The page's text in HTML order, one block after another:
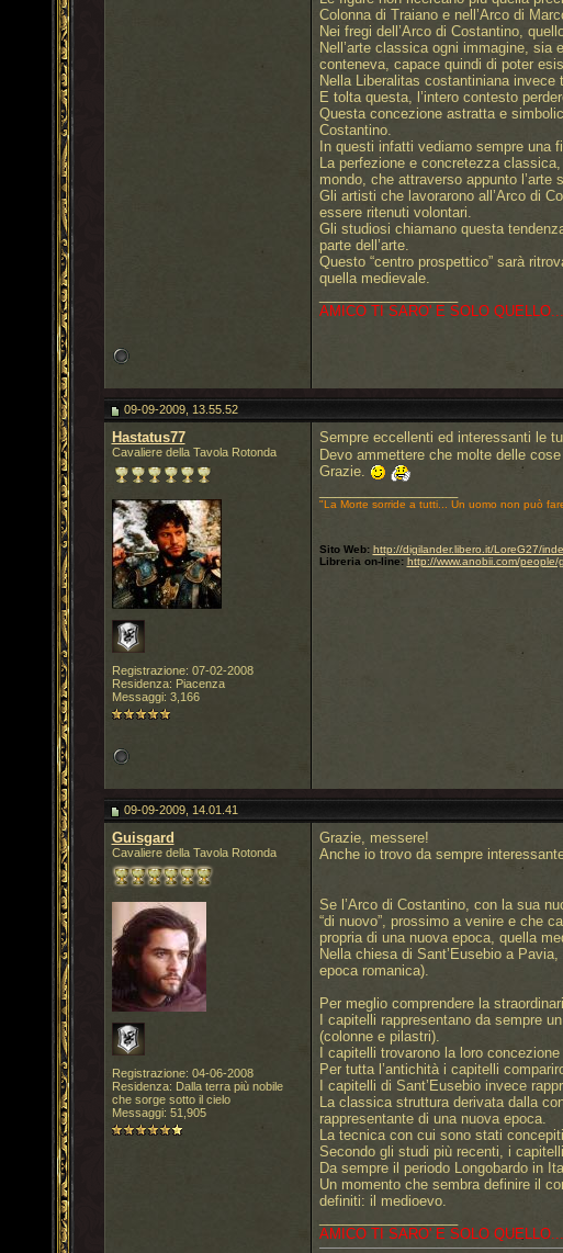
Colonna di Traiano e nell’Arco di
Nei fregi dell’Arco di Costantino,
Nell’arte classica ogni immagine,
conteneva, capace quindi di poter
Nella Liberalitas costantiniana invece
E tolta questa, l’intero contesto
Questa concezione astratta e
Costantino.
In questi infatti vediamo sempre
La perfezione e concretezza
mondo, che attraverso appunto
Gli artisti che lavorarono all’Arco di
essere ritenuti volontari.
Gli studiosi chiamano questa
parte dell’arte.
Questo “centro prospettico” sarà
quella medievale.
AMICO TI SARO' E SOLO
09-09-2009, 13.55.52
Hastatus77
Cavaliere della Tavola Rotonda
Registrazione: 07-02-2008
Residenza: Piacenza
Messaggi: 3,166
Sempre eccellenti ed interessanti le
Devo ammettere che molte delle
Grazie.
"La Morte sorride a tutti... Un uomo non può
Sito Web: http://digilander.libero.it/LoreG27/
Libreria on-line: http://www.anobii.com/people/
09-09-2009, 14.01.41
Guisgard
Cavaliere della Tavola Rotonda
Registrazione: 04-06-2008
Residenza: Dalla terra più nobile
che sorge sotto il cielo
Messaggi: 51,905
Grazie, messere!
Anche io trovo da sempre
Se l’Arco di Costantino, con la sua
“di nuovo”, prossimo a venire e che
propria di una nuova epoca, quella
Nella chiesa di Sant’Eusebio a
epoca romanica).
Per meglio comprendere la
I capitelli rappresentano da sempre
(colonne e pilastri).
I capitelli trovarono la loro
Per tutta l’antichità i capitelli
I capitelli di Sant’Eusebio invece
La classica struttura derivata dalla
rappresentante di una nuova epoca.
La tecnica con cui sono stati
Secondo gli studi più recenti, i
Da sempre il periodo Longobardo in
Un momento che sembra definire il
definiti: il medioevo.
AMICO TI SARO' E SOLO